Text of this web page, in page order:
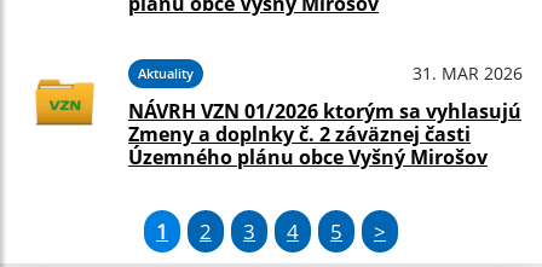
Aktuality 31. MAR 2026
NÁVRH VZN 01/2026 ktorým sa vyhlasujú
Zmeny a doplnky č. 2 záväznej časti
Územného plánu obce Vyšný Mirošov
1 2 3 4 5 >